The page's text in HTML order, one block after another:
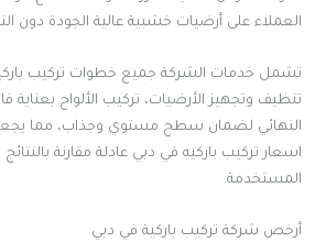
العملاء على أرضيات خشبية عالية الجودة دون
تشمل خدمات الشركة جميع خطوات تركيب
تنظيف وتجهيز الأرضيات، تركيب الألواح بعناية
النهائي لضمان سطح مستوي وجذاب، مما
اسعار تركيب باركيه في دبي عادلة مقارنة بالنتائج
المستخدمة.
أرخص شركة تركيب باركية في دبي